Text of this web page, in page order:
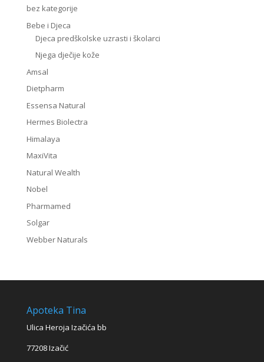
bez kategorije
Bebe i Djeca
Djeca predškolske uzrasti i školarci
Njega dječije kože
Amsal
Dietpharm
Essensa Natural
Hermes Biolectra
Himalaya
MaxiVita
Natural Wealth
Nobel
Pharmamed
Solgar
Webber Naturals
Apoteka Tina
Ulica Heroja Izačića bb
77208 Izačić